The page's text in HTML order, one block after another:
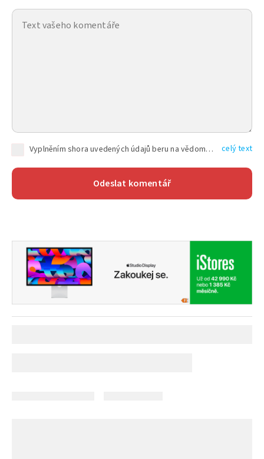
Vyplněním shora uvedených údajů beru na vědomí, že společnost TEXT FACTORY s.r.o., sídlem Brno, Durďákova 336/29, Černá Pole, PSČ: 613 00, IČ: 06157831, zapsané u Krajského soudu v Brně, oddíl C, vložka 100399, bude zpracovávat mé osobní údaje uvedené v rámci mnou vyplněného registračního formuláře na základě oprávněných zájmů TEXT FACTORY s.r.o. dle čl. 6 odst. 1 písm. f) GDPR a pro splnění právních povinností (čl. 6 odst. 1 písm. c) GDPR), a to pro tyto účely: nezbytnost zajistit oprávnění návštěvníka webových stránek provozovaných společností TEXT FACTORY s.r.o. přispívat aktivně ke zveřejněným článkům nebo v rámci diskusních fór a výkon práv TEXT FACTORY s.r.o. jako administrátora těchto diskusních fór. Více informací o zpracování osobních údajů a právech lze nalézt v celý text